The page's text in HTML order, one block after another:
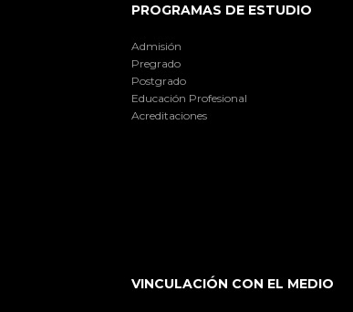
PROGRAMAS DE ESTUDIO
Admisión
Pregrado
Postgrado
Educación Profesional
Acreditaciones
VINCULACIÓN CON EL MEDIO